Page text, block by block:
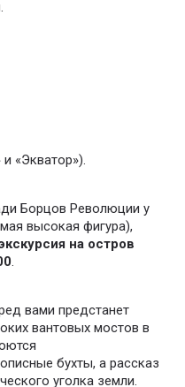
«Экватор»).
Борцов Революции у
высокая фигура),
на остров
.
вами предстанет
вантовых мостов в
бухты, а рассказ
уголка земли.